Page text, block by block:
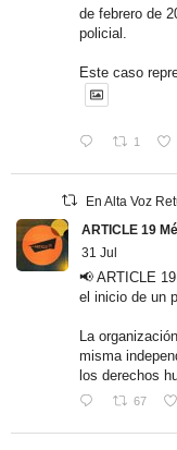
de febrero de
policial.
Este caso
1
En Alta Voz
ARTICLE 19
31 Jul
📢 ARTICLE
el inicio de un
La
misma
los derechos
67